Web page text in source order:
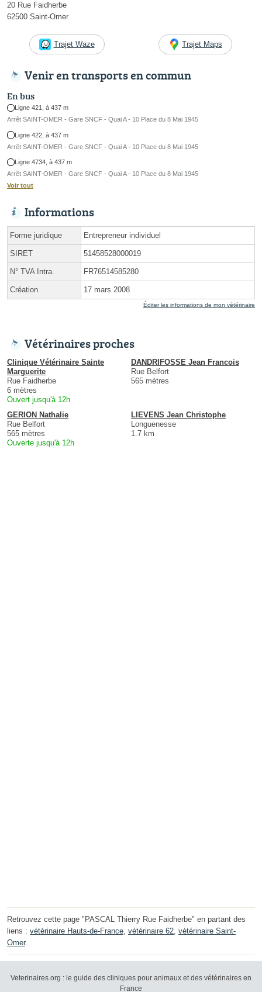
20 Rue Faidherbe
62500 Saint-Omer
Trajet Waze Trajet Maps
Venir en transports en commun
En bus
Ligne 421, à 437 m
Arrêt SAINT-OMER - Gare SNCF - Quai A - 10 Place du 8 Mai 1945
Ligne 422, à 437 m
Arrêt SAINT-OMER - Gare SNCF - Quai A - 10 Place du 8 Mai 1945
Ligne 4734, à 437 m
Arrêt SAINT-OMER - Gare SNCF - Quai A - 10 Place du 8 Mai 1945
Voir tout
Informations
Forme juridique Entrepreneur individuel
SIRET 51458528000019
N° TVA Intra. FR76514585280
Création 17 mars 2008
Éditer les informations de mon vétérinaire
Vétérinaires proches
Clinique Vétérinaire Sainte
Marguerite
Rue Faidherbe
6 mètres
Ouvert jusqu'à 12h
DANDRIFOSSE Jean Francois
Rue Belfort
565 mètres
GERION Nathalie
Rue Belfort
565 mètres
Ouverte jusqu'à 12h
LIEVENS Jean Christophe
Longuenesse
1.7 km
Retrouvez cette page "PASCAL Thierry Rue Faidherbe" en partant des
liens : vétérinaire Hauts-de-France, vétérinaire 62, vétérinaire Saint-
Omer.
Veterinaires.org : le guide des cliniques pour animaux et des vétérinaires en
France